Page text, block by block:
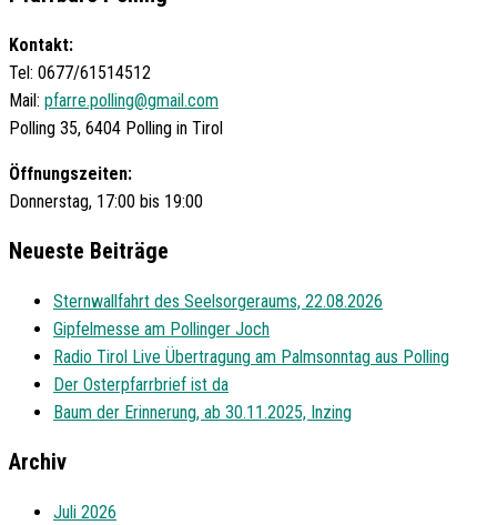
Kontakt:
Tel: 0677/61514512
Mail: pfarre.polling@gmail.com
Polling 35, 6404 Polling in Tirol
Öffnungszeiten:
Donnerstag, 17:00 bis 19:00
Neueste Beiträge
Sternwallfahrt des Seelsorgeraums, 22.08.2026
Gipfelmesse am Pollinger Joch
Radio Tirol Live Übertragung am Palmsonntag aus Polling
Der Osterpfarrbrief ist da
Baum der Erinnerung, ab 30.11.2025, Inzing
Archiv
Juli 2026